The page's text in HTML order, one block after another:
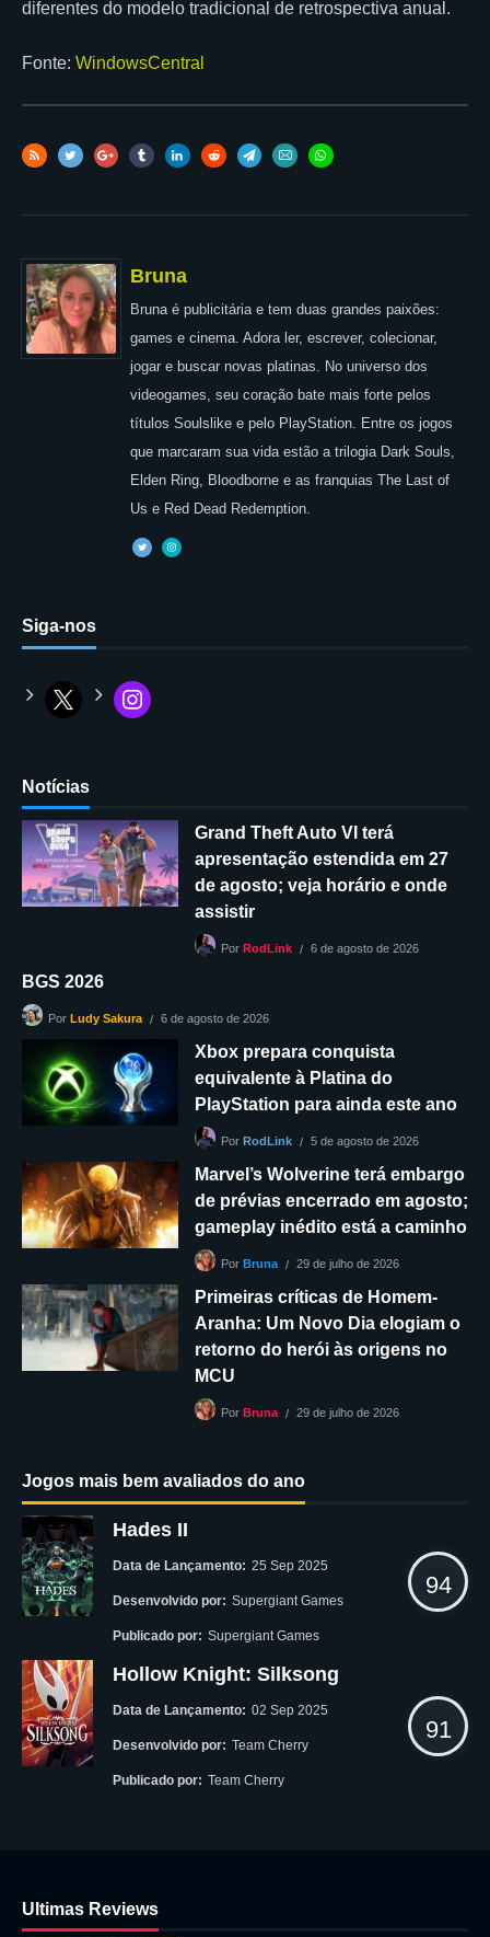
diferentes do modelo tradicional de retrospectiva anual.
Fonte: WindowsCentral
Bruna
Bruna é publicitária e tem duas grandes paixões:
games e cinema. Adora ler, escrever, colecionar,
jogar e buscar novas platinas. No universo dos
videogames, seu coração bate mais forte pelos
títulos Soulslike e pelo PlayStation. Entre os jogos
que marcaram sua vida estão a trilogia Dark Souls,
Elden Ring, Bloodborne e as franquias The Last of
Us e Red Dead Redemption.
Siga-nos
Notícias
Grand Theft Auto VI terá
apresentação estendida em 27
de agosto; veja horário e onde
assistir
Por RodLink 6 de agosto de 2026
BGS 2026
Por Ludy Sakura 6 de agosto de 2026
Xbox prepara conquista
equivalente à Platina do
PlayStation para ainda este ano
Por RodLink 5 de agosto de 2026
Marvel’s Wolverine terá embargo
de prévias encerrado em agosto;
gameplay inédito está a caminho
Por Bruna 29 de julho de 2026
Primeiras críticas de Homem-
Aranha: Um Novo Dia elogiam o
retorno do herói às origens no
MCU
Por Bruna 29 de julho de 2026
Jogos mais bem avaliados do ano
Hades II
Data de Lançamento: 25 Sep 2025
Desenvolvido por: Supergiant Games
Publicado por: Supergiant Games
94
Hollow Knight: Silksong
Data de Lançamento: 02 Sep 2025
Desenvolvido por: Team Cherry
Publicado por: Team Cherry
91
Ultimas Reviews